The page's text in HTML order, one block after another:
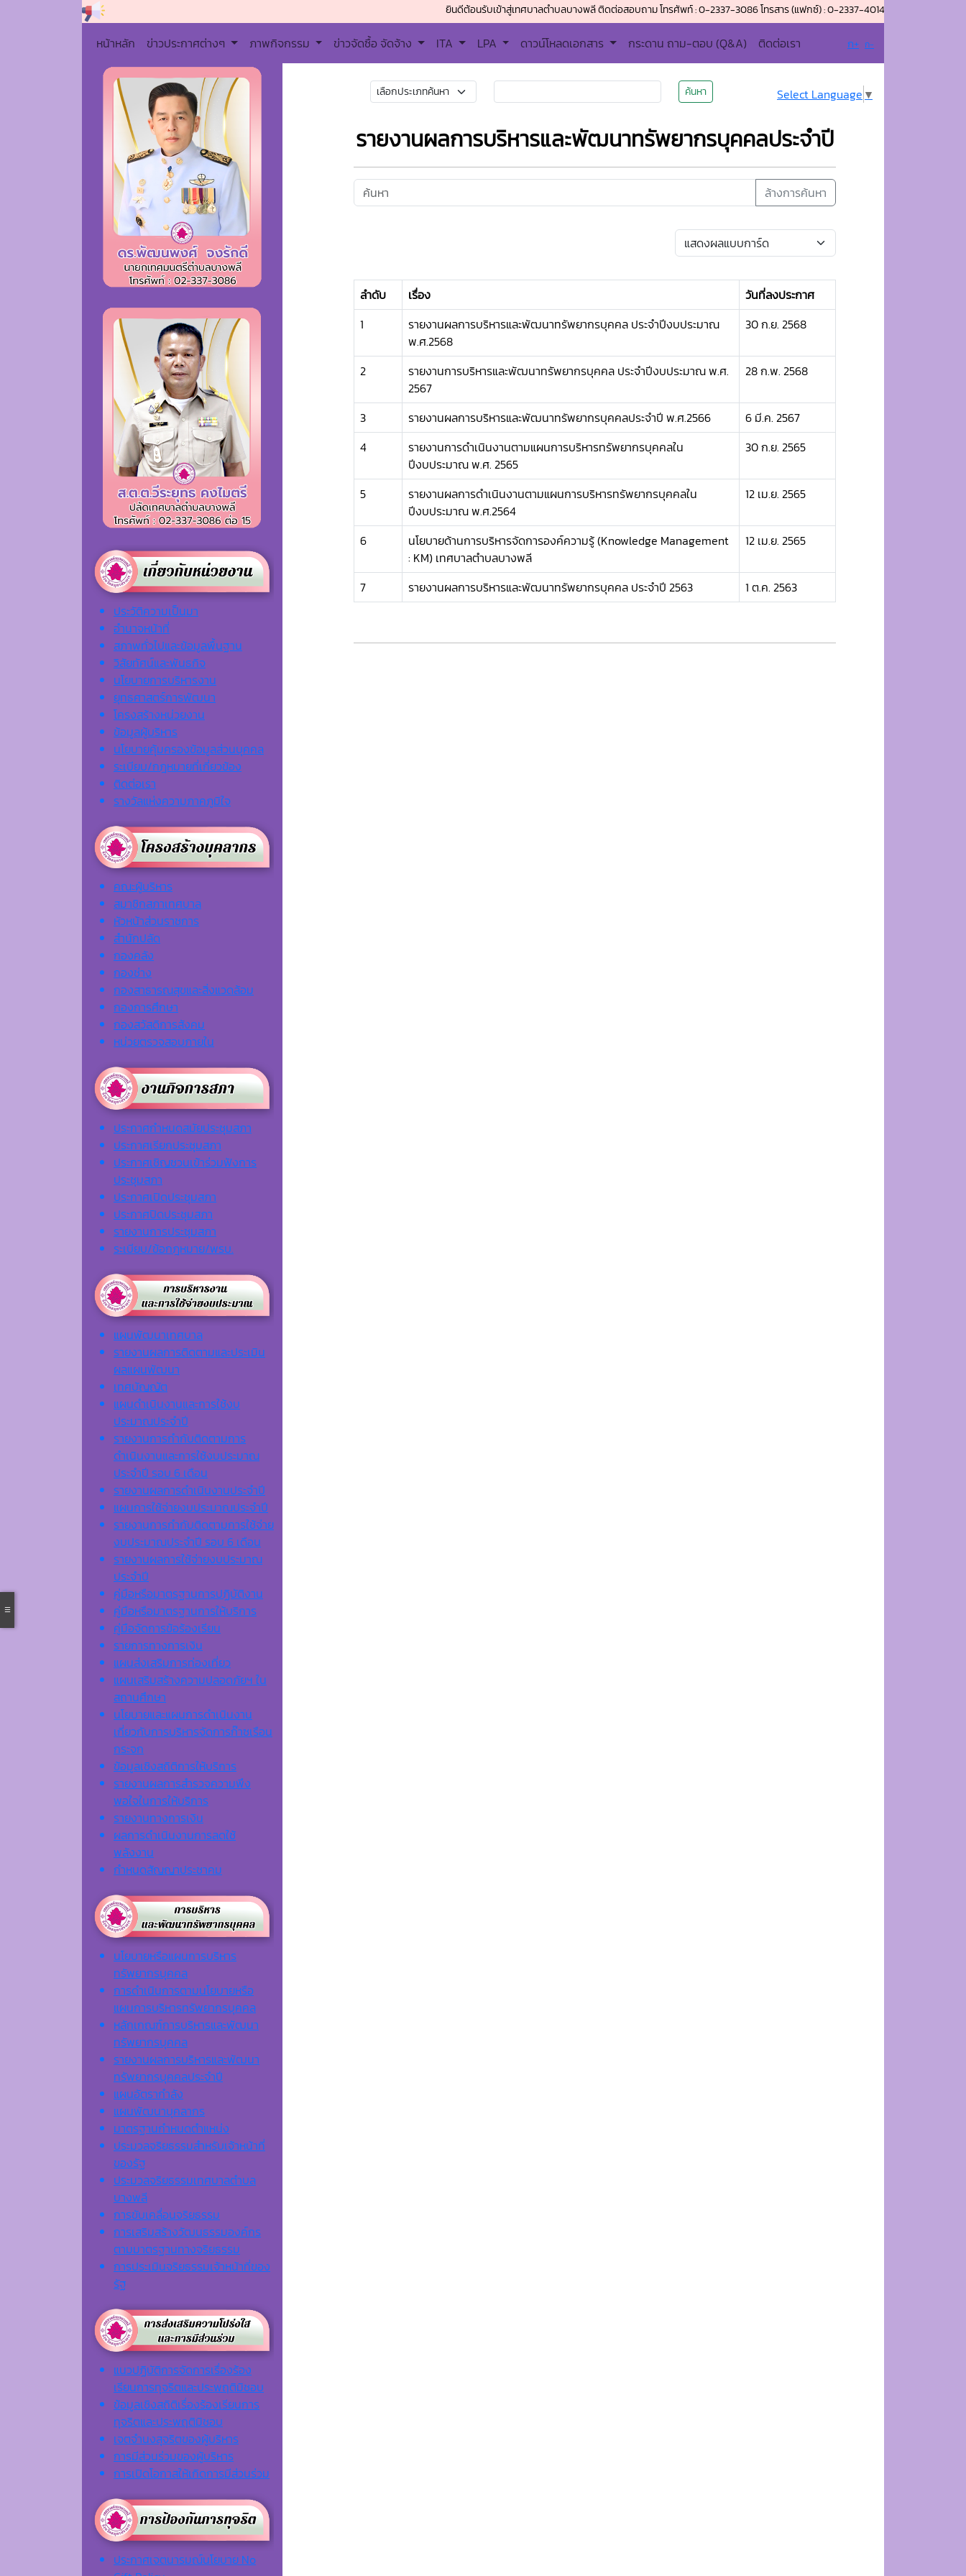
ยินดีต้อนรับเข้าสู่เทศบาลตำบลบางพลี ติดต่อสอบถาม โทรศัพท์ : 0-2337-3086 โทรสาร (แฟกซ์) : 0-2337-4014 อีเมล์ :
หน้าหลัก ข่าวประกาศต่างๆ ภาพกิจกรรม ข่าวจัดซื้อ จัดจ้าง ITA LPA ดาวน์โหลดเอกสาร กระดาน ถาม-ตอบ (Q&A) ติดต่อเรา ก+ ก-
ประวัติความเป็นมา
อำนาจหน้าที่
สภาพทั่วไปและข้อมูลพื้นฐาน
วิสัยทัศน์และพันธกิจ
นโยบายการบริหารงาน
ยุทธศาสตร์การพัฒนา
โครงสร้างหน่วยงาน
ข้อมูลผู้บริหาร
นโยบายคุ้มครองข้อมูลส่วนบุคคล
ระเบียบ/กฎหมายที่เกี่ยวข้อง
ติดต่อเรา
รางวัลแห่งความภาคภูมิใจ
คณะผู้บริหาร
สมาชิกสภาเทศบาล
หัวหน้าส่วนราชการ
สำนักปลัด
กองคลัง
กองช่าง
กองสาธารณสุขและสิ่งแวดล้อม
กองการศึกษา
กองสวัสดิการสังคม
หน่วยตรวจสอบภายใน
ประกาศกำหนดสมัยประชุมสภา
ประกาศเรียกประชุมสภา
ประกาศเชิญชวนเข้าร่วมฟังการ
ประชุมสภา
ประกาศเปิดประชุมสภา
ประกาศปิดประชุมสภา
รายงานการประชุมสภา
ระเบียบ/ข้อกฎหมาย/พรบ.
แผนพัฒนาเทศบาล
รายงานผลการติดตามและประเมิน
ผลแผนพัฒนา
เทศบัญญัต
แผนดำเนินงานและการใช้งบ
ประมาณประจำปี
รายงานการกำกับติดตามการ
ดำเนินงานและการใช้งบประมาณ
ประจำปี รอบ 6 เดือน
รายงานผลการดำเนินงานประจำปี
แผนการใช้จ่ายงบประมาณประจำปี
รายงานการกำกับติดตามการใช้จ่าย
งบประมาณประจำปี รอบ 6 เดือน
รายงานผลการใช้จ่ายงบประมาณ
ประจำปี
คู่มือหรือมาตรฐานการปฏิบัติงาน
คู่มือหรือมาตรฐานการให้บริการ
คู่มือจัดการข้อร้องเรียน
รายการทางการเงิน
แผนส่งเสริมการท่องเที่ยว
แผนเสริมสร้างความปลอดภัยฯ ใน
สถานศึกษา
นโยบายและแผนการดำเนินงาน
เกี่ยวกับการบริหารจัดการก๊าซเรือน
กระจก
ข้อมูลเชิงสถิติการให้บริการ
รายงานผลการสำรวจความพึง
พอใจในการให้บริการ
รายงานทางการเงิน
ผลการดำเนินงานการลดใช้
พลังงาน
กำหนดสัญญาประชาคม
นโยบายหรือแผนการบริหาร
ทรัพยากรบุคคล
การดำเนินการตามนโยบายหรือ
แผนการบริหารทรัพยากรบุคคล
หลักเกณฑ์การบริหารและพัฒนา
ทรัพยากรบุคคล
รายงานผลการบริหารและพัฒนา
ทรัพยากรบุคคลประจำปี
แผนอัตรากำลัง
แผนพัฒนาบุคลากร
มาตรฐานกำหนดตำแหน่ง
ประมวลจริยธรรมสำหรับเจ้าหน้าที่
ของรัฐ
ประมวลจริยธรรมเทศบาลตำบล
บางพลี
การขับเคลื่อนจริยธรรม
การเสริมสร้างวัฒนธรรมองค์กร
ตามมาตรฐานทางจริยธรรม
การประเมินจริยธรรมเจ้าหน้าที่ของ
รัฐ
แนวปฏิบัติการจัดการเรื่องร้อง
เรียนการทุจริตและประพฤติมิชอบ
ข้อมูลเชิงสถิติเรื่องร้องเรียนการ
ทุจริตและประพฤติมิชอบ
เจตจํานงสุจริตของผู้บริหาร
การมีส่วนร่วมของผู้บริหาร
การเปิดโอกาสให้เกิดการมีส่วนร่วม
ประกาศเจตนารมณ์นโยบาย No
ค้นหา Select Language ▼
รายงานผลการบริหารและพัฒนาทรัพยากรบุคคลประจำปี
ล้างการค้นหา
ลำดับ เรื่อง
วันที่ลงประกาศ
1
รายงานผลการบริหารและพัฒนาทรัพยากรบุคคล ประจำปีงบประมาณ
พ.ศ.2568
30 ก.ย. 2568
2
รายงานการบริหารและพัฒนาทรัพยากรบุคคล ประจำปีงบประมาณ พ.ศ.
2567
28 ก.พ. 2568
3 รายงานผลการบริหารและพัฒนาทรัพยากรบุคคลประจำปี พ.ศ.2566
6 มี.ค. 2567
4
รายงานการดำเนินงานตามแผนการบริหารทรัพยากรบุคคลใน
ปีงบประมาณ พ.ศ. 2565
30 ก.ย. 2565
5
รายงานผลการดำเนินงานตามแผนการบริหารทรัพยากรบุคคลใน
ปีงบประมาณ พ.ศ.2564
12 เม.ย. 2565
6
นโยบายด้านการบริหารจัดการองค์ความรู้ (Knowledge Management
: KM) เทศบาลตำบลบางพลี
12 เม.ย. 2565
7 รายงานผลการบริหารและพัฒนาทรัพยากรบุคคล ประจำปี 2563 1 ต.ค. 2563